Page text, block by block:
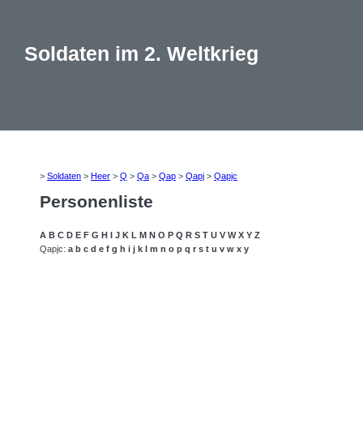
Soldaten im 2. Weltkrieg
> Soldaten > Heer > Q > Qa > Qap > Qapj > Qapjc
Personenliste
A B C D E F G H I J K L M N O P Q R S T U V W X Y Z
Qapjc: a b c d e f g h i j k l m n o p q r s t u v w x y